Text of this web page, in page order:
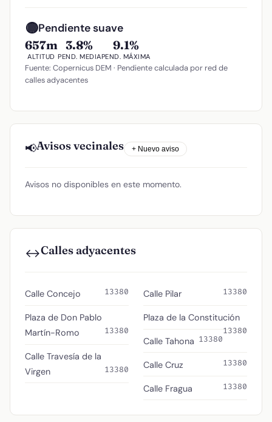
🟡Pendiente suave
657m
ALTITUD
3.8%
PEND. MEDIA
9.1%
PEND. MÁXIMA
Fuente: Copernicus DEM · Pendiente calculada por red de
calles adyacentes
📢Avisos vecinales + Nuevo aviso
Avisos no disponibles en este momento.
↔️Calles adyacentes
Calle Concejo 13380
Plaza de Don Pablo
Martín-Romo
13380
Calle Travesía de la
Virgen
13380
Calle Pilar 13380
Plaza de la Constitución
13380
Calle Tahona 13380
Calle Cruz 13380
Calle Fragua 13380